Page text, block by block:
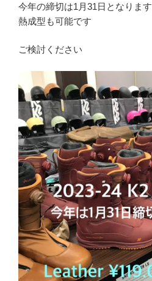
今年の締切は1月31日となります
熱成型も可能です
ご検討ください